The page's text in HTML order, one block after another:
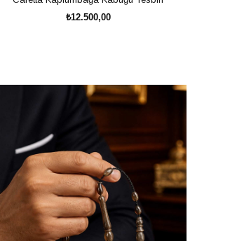
₺12.500,00